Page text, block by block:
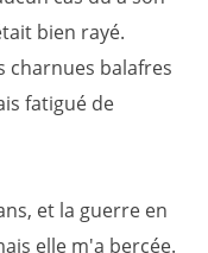
bien rayé.
charnues balafres
fatigué de
et la guerre en
elle m'a bercée.